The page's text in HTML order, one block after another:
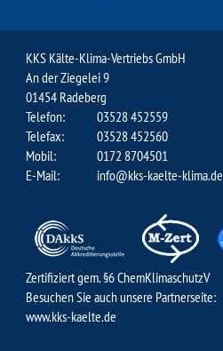
KKS Kälte-Klima-Vertriebs GmbH
An der Ziegelei 9
01454 Radeberg
Telefon:
03528 452559
Telefax:
03528 452560
Mobil:
0172 8704501
E-Mail:
info@kks-kaelte-klima.de
Zertifiziert gem. §6 ChemKlimaschutzV
Besuchen Sie auch unsere Partnerseite:
www.kks-kaelte.de